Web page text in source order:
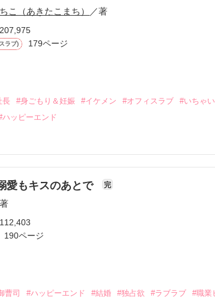
二人の関係は壊れてしまう。
両親の離婚によって
れ離れになった。
まった。
哲平は
ーカー被害に
提案してきて――。
こ（あきたこまち） ／著
ラブ) 179ページ
長 #身ごもり＆妊娠 #イケメン #オフィスラブ
#いちゃ
ハッピーエンド
ンナイトした美青年と再会。なんと彼の正体は、とあ
た新進気鋭の実業家、社内でも冷徹だと評判な社長
を命じられた美桜は、猫の世話を口実にしばしば呼び
愛もキスのあとで 完
190ページ
曹司 #ハッピーエンド #結婚 #独占欲 #ラブラブ #職業